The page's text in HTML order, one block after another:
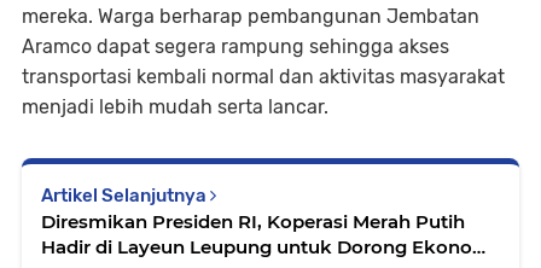
mereka. Warga berharap pembangunan Jembatan
Aramco dapat segera rampung sehingga akses
transportasi kembali normal dan aktivitas masyarakat
menjadi lebih mudah serta lancar.
Artikel Selanjutnya
Diresmikan Presiden RI, Koperasi Merah Putih
Hadir di Layeun Leupung untuk Dorong Ekonomi